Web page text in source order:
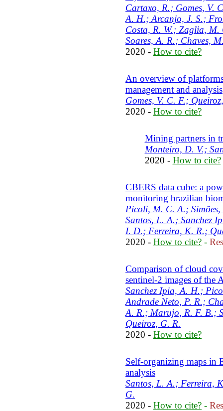
Cartaxo, R.; Gomes, V.
A. H.; Arcanjo, J. S.;
Costa, R. W.; Zaglia,
Soares, A. R.; Chaves,
2020 - How to cite?
An overview of
management and analysis
Gomes, V. C. F.;
2020 - How to cite?
Mining partners in
Monteiro, D. V.;
2020 - How to cite?
CBERS data cube: a
monitoring brazilian
Picoli, M. C. A.;
Santos, L. A.; Sanchez
I. D.; Ferreira, K. R.;
2020 - How to cite? -
Comparison of cloud
sentinel-2 images of the
Sanchez Ipia, A. H.;
Andrade Neto, P. R.;
A. R.; Marujo, R. F. B.;
Queiroz, G. R.
2020 - How to cite?
Self-organizing maps in
analysis
Santos, L. A.; Ferreira,
G.
2020 - How to cite? -